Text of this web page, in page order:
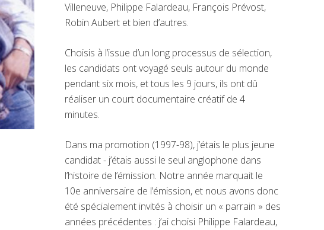
Villeneuve, Philippe Falardeau, François Prévost,
Robin Aubert et bien d’autres.
Choisis à l’issue d’un long processus de sélection,
les candidats ont voyagé seuls autour du monde
pendant six mois, et tous les 9 jours, ils ont dû
réaliser un court documentaire créatif de 4
minutes.
Dans ma promotion (1997-98), j’étais le plus jeune
candidat - j’étais aussi le seul anglophone dans
l’histoire de l’émission. Notre année marquait le
10e anniversaire de l’émission, et nous avons donc
été spécialement invités à choisir un « parrain » des
années précédentes : j’ai choisi Philippe Falardeau,